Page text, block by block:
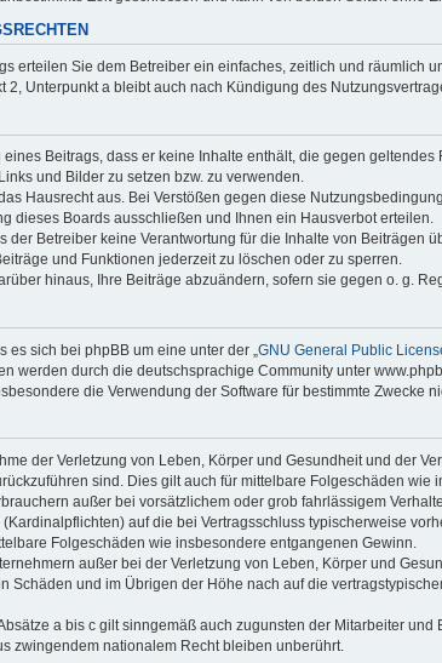
erteilen Sie dem Betreiber ein einfaches, zeitlich und
2, Unterpunkt a bleibt auch nach Kündigung des
Beitrags, dass er keine Inhalte enthält, die gegen
und Bilder zu setzen bzw. zu verwenden.
Hausrecht aus. Bei Verstößen gegen diese
dieses Boards ausschließen und Ihnen ein Hausverbot erteilen.
der Betreiber keine Verantwortung für die Inhalte von Beiträgen
und Funktionen jederzeit zu löschen oder zu sperren.
hinaus, Ihre Beiträge abzuändern, sofern sie gegen o. g.
sich bei phpBB um eine unter der „ GNU General Public
werden durch die deutschsprachige Community unter
die Verwendung der Software für bestimmte Zwecke
der Verletzung von Leben, Körper und Gesundheit und der
sind. Dies gilt auch für mittelbare Folgeschäden wie
außer bei vorsätzlichem oder grob fahrlässigem
auf die bei Vertragsschluss typischerweise
Folgeschäden wie insbesondere entgangenen Gewinn.
außer bei der Verletzung von Leben, Körper und
Schäden und im Übrigen der Höhe nach auf die
a bis c gilt sinngemäß auch zugunsten der Mitarbeiter
zwingendem nationalem Recht bleiben unberührt.